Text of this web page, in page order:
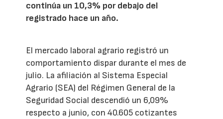
continúa un 10,3% por debajo del
registrado hace un año.
El mercado laboral agrario registró un
comportamiento dispar durante el mes de
julio. La afiliación al Sistema Especial
Agrario (SEA) del Régimen General de la
Seguridad Social descendió un 6,09%
respecto a junio, con 40.605 cotizantes